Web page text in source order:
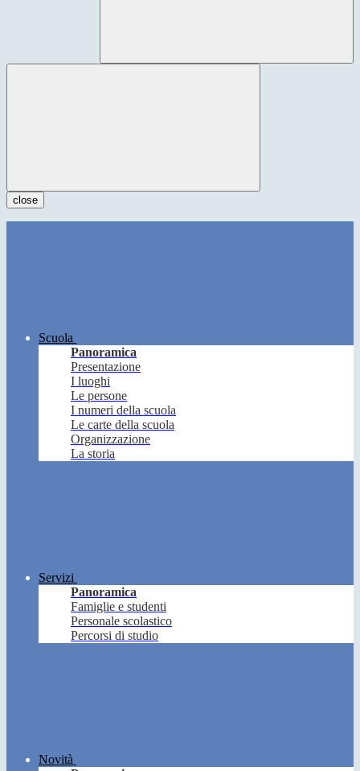
close
Scuola
Panoramica
Presentazione
I luoghi
Le persone
I numeri della scuola
Le carte della scuola
Organizzazione
La storia
Servizi
Panoramica
Famiglie e studenti
Personale scolastico
Percorsi di studio
Novità